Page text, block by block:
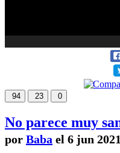
94 23 0
No parece muy
por Baba el 6 jun